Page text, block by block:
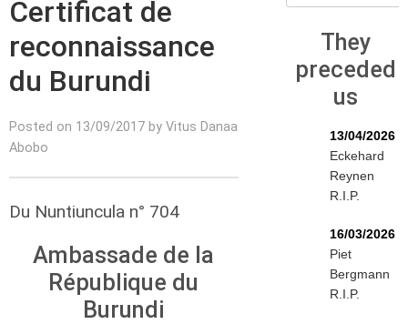
Certificat de
reconnaissance
du Burundi
Posted on 13/09/2017 by Vitus Danaa
Abobo
Du Nuntiuncula n° 704
Ambassade de la
République du
Burundi
They
preceded
us
13/04/2026
Eckehard
Reynen
R.I.P.
16/03/2026
Piet
Bergmann
R.I.P.